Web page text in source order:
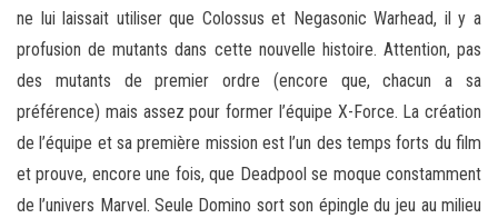
ne lui laissait utiliser que Colossus et Negasonic Warhead, il y a
profusion de mutants dans cette nouvelle histoire. Attention, pas
des mutants de premier ordre (encore que, chacun a sa
préférence) mais assez pour former l’équipe X-Force. La création
de l’équipe et sa première mission est l’un des temps forts du film
et prouve, encore une fois, que Deadpool se moque constamment
de l’univers Marvel. Seule Domino sort son épingle du jeu au milieu